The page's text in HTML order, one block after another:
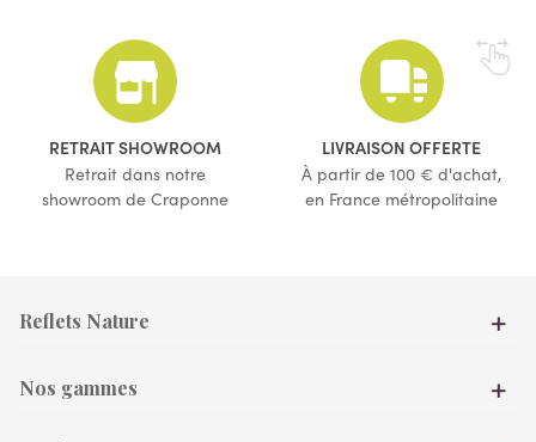
RETRAIT SHOWROOM
Retrait dans notre
showroom de Craponne
LIVRAISON OFFERTE
À partir de 100 € d'achat,
en France métropolitaine
Reflets Nature
Nos gammes